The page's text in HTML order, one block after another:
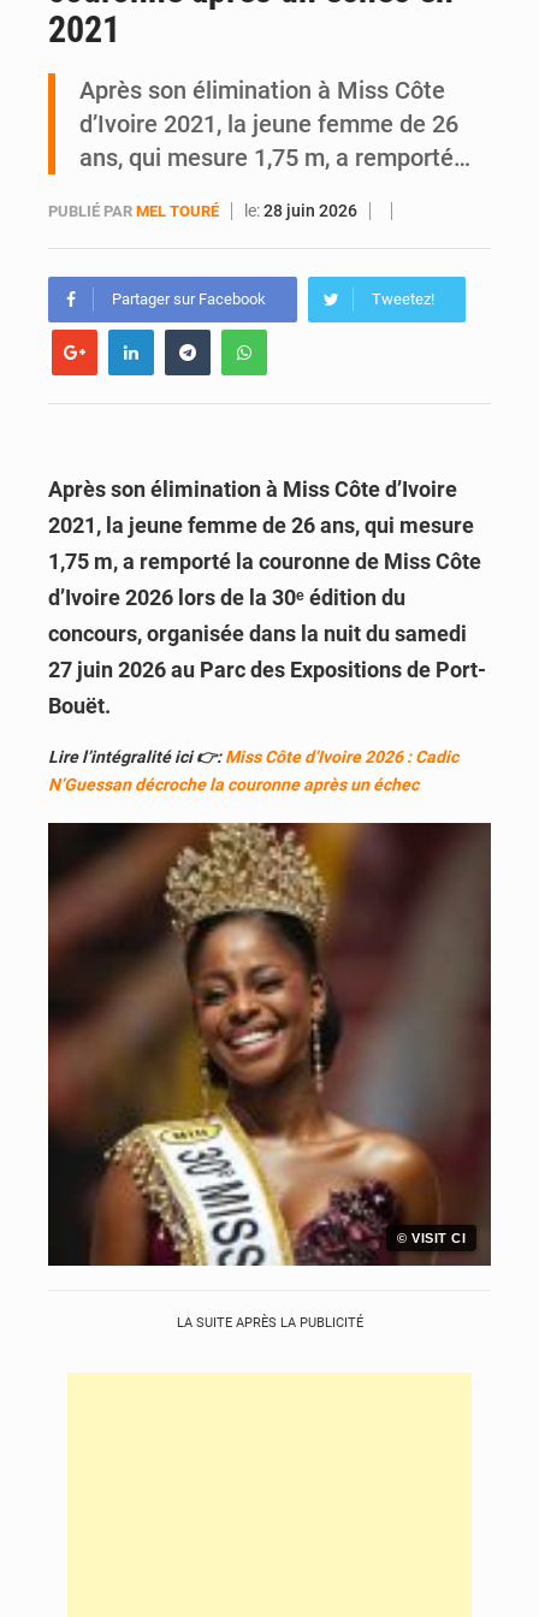
2021
Après son élimination à Miss Côte
d’Ivoire 2021, la jeune femme de 26
ans, qui mesure 1,75 m, a remporté…
PUBLIÉ PAR MEL TOURÉ le:28 juin 2026
Partager sur Facebook Tweetez!
Après son élimination à Miss Côte d’Ivoire
2021, la jeune femme de 26 ans, qui mesure
1,75 m, a remporté la couronne de Miss Côte
d’Ivoire 2026 lors de la 30ᵉ édition du
concours, organisée dans la nuit du samedi
27 juin 2026 au Parc des Expositions de Port-
Bouët.
Lire l’intégralité ici 👉:Miss Côte d’Ivoire 2026 : Cadic
N’Guessan décroche la couronne après un échec
© VISIT CI
LA SUITE APRÈS LA PUBLICITÉ